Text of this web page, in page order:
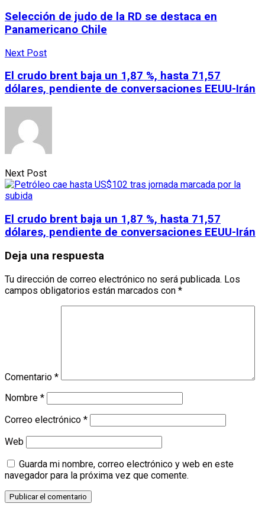
Selección de judo de la RD se destaca en
Panamericano Chile
Next Post
El crudo brent baja un 1,87 %, hasta 71,57
dólares, pendiente de conversaciones EEUU-Irán
Next Post
El crudo brent baja un 1,87 %, hasta 71,57
dólares, pendiente de conversaciones EEUU-Irán
Deja una respuesta
Tu dirección de correo electrónico no será publicada. Los
campos obligatorios están marcados con *
Comentario *
Nombre *
Correo electrónico *
Web
Guarda mi nombre, correo electrónico y web en este
navegador para la próxima vez que comente.